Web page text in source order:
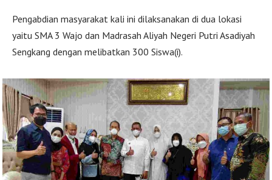
Pengabdian masyarakat kali ini dilaksanakan di dua lokasi
yaitu SMA 3 Wajo dan Madrasah Aliyah Negeri Putri Asadiyah
Sengkang dengan melibatkan 300 Siswa(i).